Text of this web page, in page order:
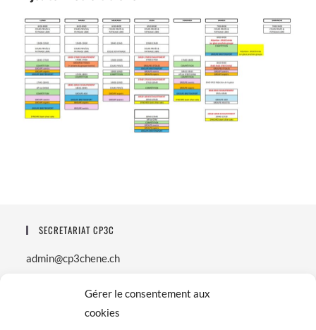
Gérer le consentement aux
cookies
SECRETARIAT CP3C
admin@cp3chene.ch
ADRESSE DU CLUB